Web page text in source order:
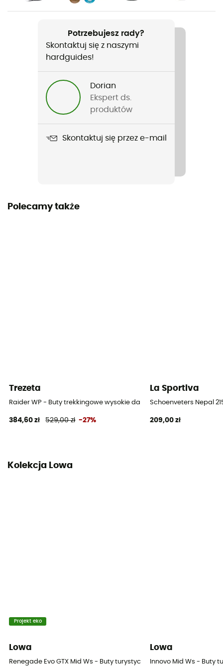
Ciężar
Nazwa produktu
Lady III GTX
Pasujące raki
Yes
Gwarantowane pochodzenie europejskie
System zapięcia
Nubuck Leather
Potrzebujesz rady?
Skontaktuj się z naszymi
hardguides!
Dorian
Ekspert ds.
produktów
Skontaktuj się przez e-mail
Polecamy także
Trezeta
Raider WP - Buty trekkingowe wysokie damskie
384,60 zł 529,00 zł -27%
La Sportiva
Schoenveters Nepal
209,00 zł
Kolekcja Lowa
Projekt eko
Lowa
Renegade Evo GTX Mid Ws - Buty turystyczne damskie
Lowa
Innovo Mid Ws - Buty